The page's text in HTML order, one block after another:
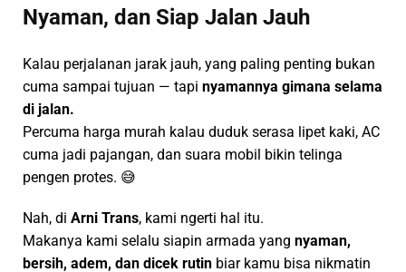
Nyaman, dan Siap Jalan Jauh
Kalau perjalanan jarak jauh, yang paling penting bukan
cuma sampai tujuan — tapi nyamannya gimana selama
di jalan.
Percuma harga murah kalau duduk serasa lipet kaki, AC
cuma jadi pajangan, dan suara mobil bikin telinga
pengen protes. 😅
Nah, di Arni Trans, kami ngerti hal itu.
Makanya kami selalu siapin armada yang nyaman,
bersih, adem, dan dicek rutin biar kamu bisa nikmatin